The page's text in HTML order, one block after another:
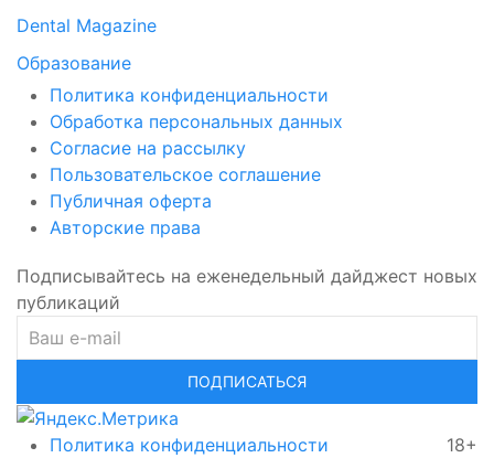
Dental Magazine
Образование
Политика конфиденциальности
Обработка персональных данных
Согласие на рассылку
Пользовательское соглашение
Публичная оферта
Авторские права
Подписывайтесь на еженедельный дайджест новых
публикаций
ПОДПИСАТЬСЯ
Политика конфиденциальности
18+